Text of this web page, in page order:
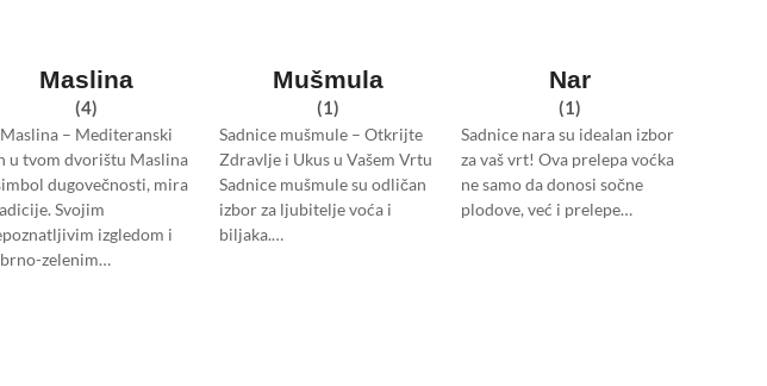
Maslina
(4)
Maslina – Mediteranski
u tvom dvorištu Maslina
dugovečnosti, mira
Svojim
izgledom i
zelenim…
Mušmula
(1)
Sadnice mušmule – Otkrijte
Zdravlje i Ukus u Vašem Vrtu
Sadnice mušmule su odličan
izbor za ljubitelje voća i
biljaka.…
Nar
(1)
Sadnice nara su idealan izbor
za vaš vrt! Ova prelepa voćka
ne samo da donosi sočne
plodove, već i prelepe…